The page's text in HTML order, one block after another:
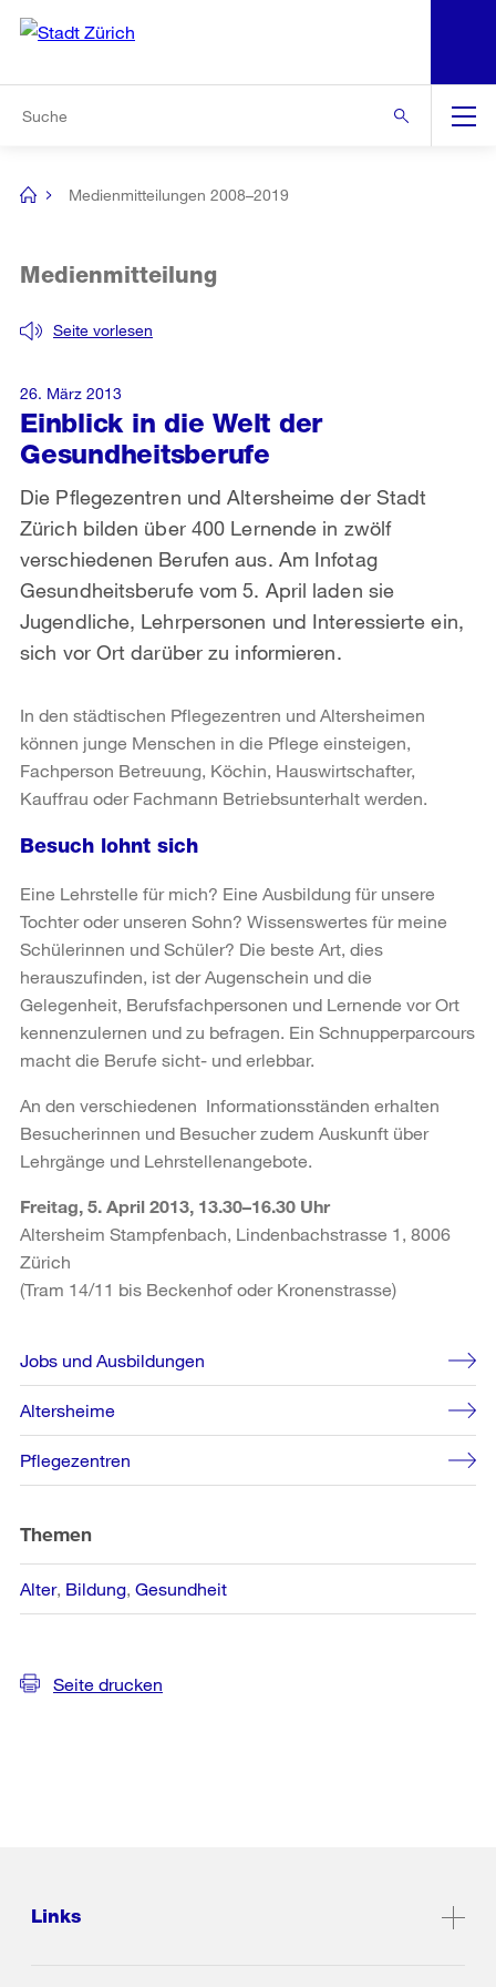
Navigation
[no
Medienmitteilungen 2008–2019
Einblick in die Welt der
Gesundheitsberufe
Seite vorlesen
Medienmitteilung
Die Pflegezentren und Altersheime der Stadt
Zürich bilden über 400 Lernende in zwölf
verschiedenen Berufen aus. Am Infotag
Gesundheitsberufe vom 5. April laden sie
Jugendliche, Lehrpersonen und Interessierte ein,
sich vor Ort darüber zu informieren.
26. März 2013
In den städtischen Pflegezentren und Altersheimen
können junge Menschen in die Pflege einsteigen,
Fachperson Betreuung, Köchin, Hauswirtschafter,
Kauffrau oder Fachmann Betriebsunterhalt werden.
Besuch lohnt sich
Eine Lehrstelle für mich? Eine Ausbildung für unsere
Tochter oder unseren Sohn? Wissenswertes für meine
Schülerinnen und Schüler? Die beste Art, dies
herauszufinden, ist der Augenschein und die
Gelegenheit, Berufsfachpersonen und Lernende vor Ort
kennenzulernen und zu befragen. Ein Schnupperparcours
macht die Berufe sicht- und erlebbar.
An den verschiedenen Informationsständen erhalten
Besucherinnen und Besucher zudem Auskunft über
Lehrgänge und Lehrstellenangebote.
Freitag, 5. April 2013, 13.30–16.30 Uhr
Altersheim Stampfenbach, Lindenbachstrasse 1, 8006
Zürich
(Tram 14/11 bis Beckenhof oder Kronenstrasse)
Weitere
Informationen
Jobs und Ausbildungen
Altersheime
Pflegezentren
Themen
Alter Bildung Gesundheit
Seite drucken
Links